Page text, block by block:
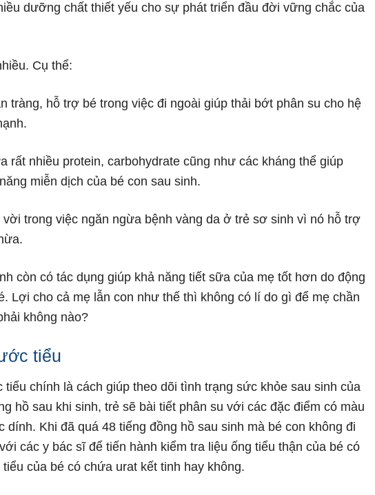
dưỡng chất thiết yếu cho sự phát triển đầu đời vững chắc của
Cụ thể:
tràng, hỗ trợ bé trong việc đi ngoài giúp thải bớt phân su cho hệ
rất nhiều protein, carbohydrate cũng như các kháng thể giúp
miễn dịch của bé con sau sinh.
trong việc ngăn ngừa bệnh vàng da ở trẻ sơ sinh vì nó hỗ trợ
còn có tác dụng giúp khả năng tiết sữa của mẹ tốt hơn do động
Lợi cho cả mẹ lẫn con như thế thì không có lí do gì để mẹ chần
không nào?
tiểu
chính là cách giúp theo dõi tình trạng sức khỏe sau sinh của
hồ sau khi sinh, trẻ sẽ bài tiết phân su với các đặc điểm có màu
dính. Khi đã quá 48 tiếng đồng hồ sau sinh mà bé con không đi
các y bác sĩ để tiến hành kiểm tra liệu ống tiểu thận của bé có
của bé có chứa urat kết tinh hay không.